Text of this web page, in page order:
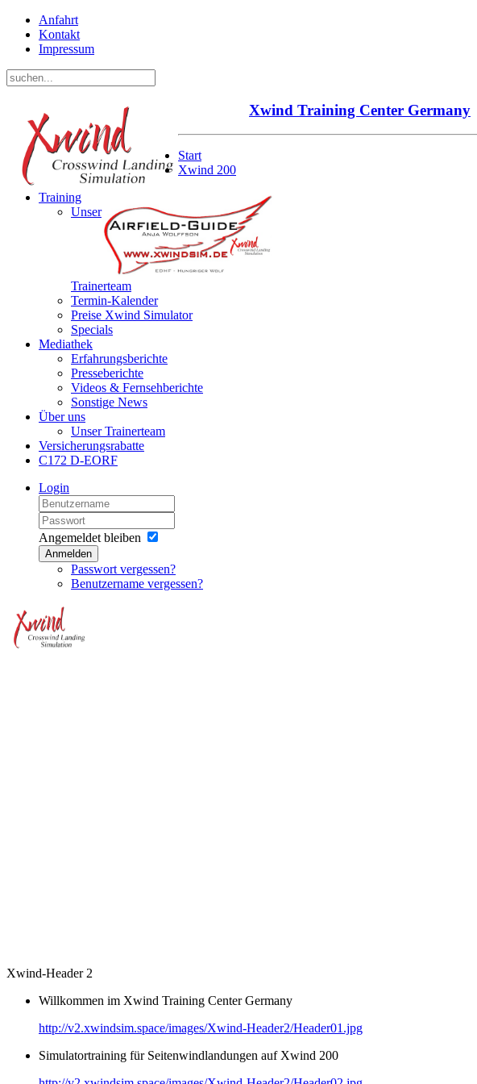
Anfahrt
Kontakt
Impressum
Xwind Training Center Germany
Start
Xwind 200
Training
Unser
Trainerteam
Termin-Kalender
Preise Xwind Simulator
Specials
Mediathek
Erfahrungsberichte
Presseberichte
Videos & Fernsehberichte
Sonstige News
Über uns
Unser Trainerteam
Versicherungsrabatte
C172 D-EORF
Login
Angemeldet bleiben
Anmelden
Passwort vergessen?
Benutzername vergessen?
Xwind-Header 2
Willkommen im Xwind Training Center Germany
http://v2.xwindsim.space/images/Xwind-Header2/Header01.jpg
Simulatortraining für Seitenwindlandungen auf Xwind 200